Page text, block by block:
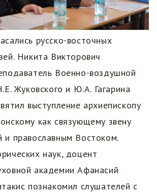
русско-восточных
Никита Викторович
Военно-воздушной
Жуковского и Ю.А. Гагарина
выступление архиепископу
как связующему звену
и православным Востоком.
наук, доцент
академии Афанасий
познакомил слушателей с